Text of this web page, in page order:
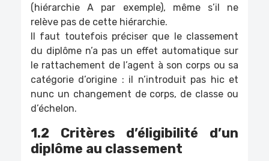
(hiérarchie A par exemple), même s’il ne
relève pas de cette hiérarchie.
Il faut toutefois préciser que le classement
du diplôme n’a pas un effet automatique sur
le rattachement de l’agent à son corps ou sa
catégorie d’origine : il n’introduit pas hic et
nunc un changement de corps, de classe ou
d’échelon.
1.2 Critères d’éligibilité d’un
diplôme au classement